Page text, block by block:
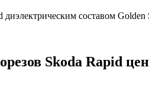
составом Golden
Skoda Rapid